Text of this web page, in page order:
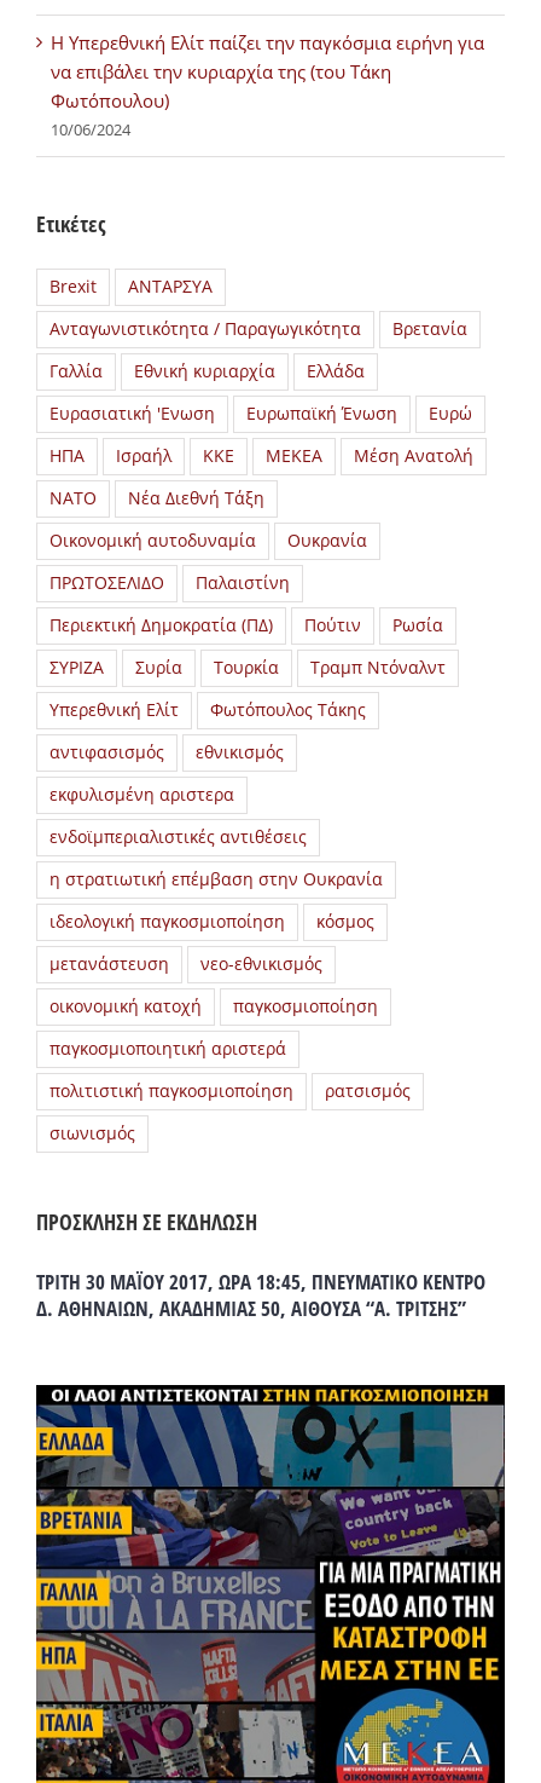
H Υπερεθνική Ελίτ παίζει την παγκόσμια ειρήνη για
να επιβάλει την κυριαρχία της (του Τάκη
Φωτόπουλου)
10/06/2024
Ετικέτες
Brexit
ΑΝΤΑΡΣΥΑ
Ανταγωνιστικότητα / Παραγωγικότητα
Βρετανία
Γαλλία
Εθνική κυριαρχία
Ελλάδα
Ευρασιατική 'Ενωση
Ευρωπαϊκή Ένωση
Ευρώ
ΗΠΑ
Ισραήλ ΚΚΕ ΜΕΚΕΑ
Μέση Ανατολή
ΝΑΤΟ
Νέα Διεθνή Τάξη
Οικονομική αυτοδυναμία
Ουκρανία
ΠΡΩΤΟΣΕΛΙΔΟ
Παλαιστίνη
Περιεκτική Δημοκρατία (ΠΔ)
Πούτιν
Ρωσία
ΣΥΡΙΖΑ
Συρία Τουρκία
Τραμπ Ντόναλντ
Υπερεθνική Ελίτ
Φωτόπουλος Τάκης
αντιφασισμός
εθνικισμός
εκφυλισμένη αριστερα
ενδοϊμπεριαλιστικές αντιθέσεις
η στρατιωτική επέμβαση στην Ουκρανία
ιδεολογική παγκοσμιοποίηση
κόσμος
μετανάστευση
νεο-εθνικισμός
οικονομική κατοχή
παγκοσμιοποίηση
παγκοσμιοποιητική αριστερά
πολιτιστική παγκοσμιοποίηση
ρατσισμός
σιωνισμός
ΠΡΟΣΚΛΗΣΗ ΣΕ ΕΚΔΗΛΩΣΗ
ΤΡΙΤΗ 30 ΜΑΪΟΥ 2017, ΩΡΑ 18:45, ΠΝΕΥΜΑΤΙΚΟ ΚΕΝΤΡΟ
Δ. ΑΘΗΝΑΙΩΝ, ΑΚΑΔΗΜΙΑΣ 50, ΑΙΘΟΥΣΑ “Α. ΤΡΙΤΣΗΣ”